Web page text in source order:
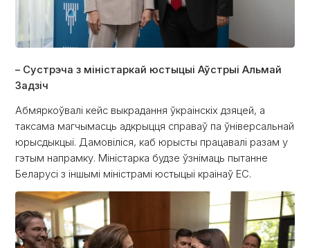
– Сустрэча з міністаркай юстыцыі Аўстрыі Альмай
Задзіч
Абмяркоўвалі кейс выкрадання ўкраінскіх дзяцей, а
таксама магчымасць адкрыцця справаў па ўніверсальнай
юрысдыкцыі. Дамовіліся, каб юрысты працавалі разам у
гэтым напрамку. Міністарка будзе ўзнімаць пытанне
Беларусі з іншымі міністрамі юстыцыі краінаў ЕС.